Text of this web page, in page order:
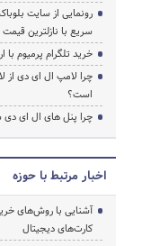
رونمایی از سایت
سریع با نازلترین قیمت
خرید تلگرام پرمیوم با
چرا لامپ ال ای دی از
است؟
چرا پنل های ال ای
اخبار مرتبط با حوزه
آشنایی با روش‌های
کارت‌های دیجیتال